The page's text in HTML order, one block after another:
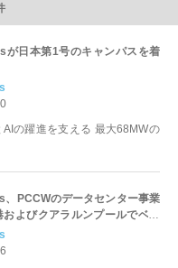
が日本第1号のキャンパスを着
の躍進を支える 最大68MWの
PCCWのデータセンター事業
よびクアラルンプールでベス
スケール・データセンター・